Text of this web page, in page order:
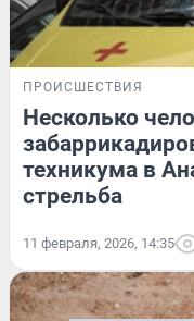
ПРОИСШЕСТВИЯ
Несколько
техникума в
стрельба
11 февраля, 2026, 14:35